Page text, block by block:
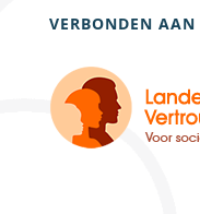
VERBONDEN AAN